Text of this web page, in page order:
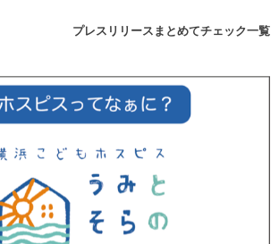
プレスリリースまとめてチェック一覧